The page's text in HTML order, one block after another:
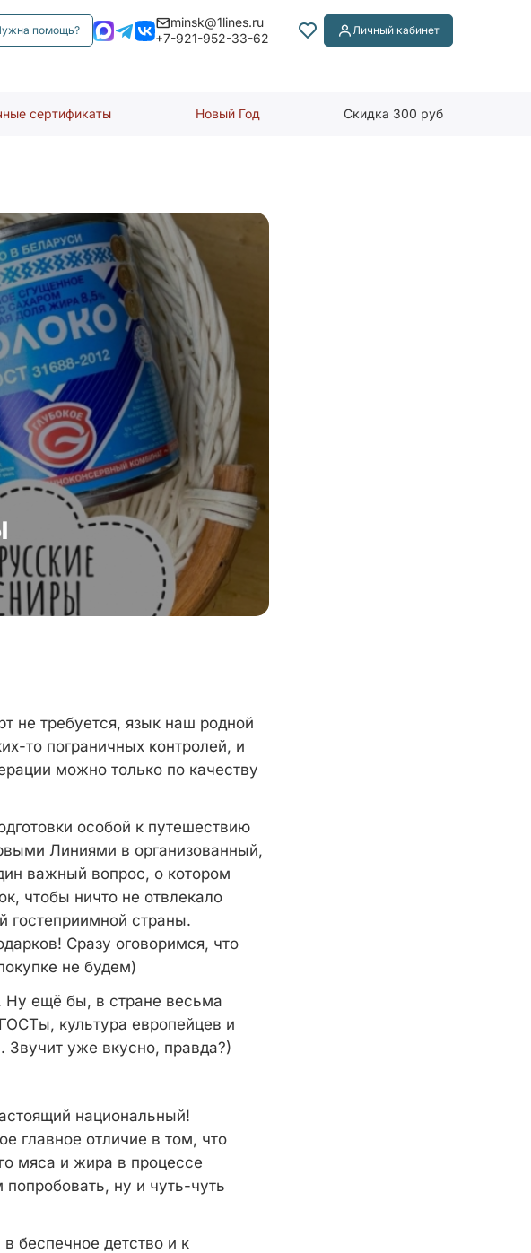
помощь?
minsk@1lines.ru
+7-921-952-33-62
Личный кабинет
сертификаты Новый Год Скидка 300 руб
не требуется, язык наш родной
то пограничных контролей, и
можно только по качеству
особой к путешествию
Линиями в организованный,
важный вопрос, о котором
чтобы ничто не отвлекало
гостеприимной страны.
Сразу оговоримся, что
не будем)
Ну ещё бы, в стране весьма
культура европейцев и
Звучит уже вкусно, правда?)
национальный!
главное отличие в том, что
мяса и жира в процессе
ну и чуть-чуть
беспечное детство и к